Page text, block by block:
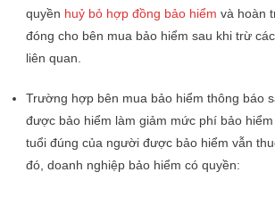
quyền huỷ bỏ hợp đồng bảo hiểm và hoàn
đóng cho bên mua bảo hiểm sau khi trừ
liên quan.
Trường hợp bên mua bảo hiểm thông báo
được bảo hiểm làm giảm mức phí bảo
tuổi đúng của người được bảo hiểm vẫn
đó, doanh nghiệp bảo hiểm có quyền: